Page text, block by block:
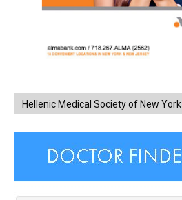
Hellenic Medical Society of New York